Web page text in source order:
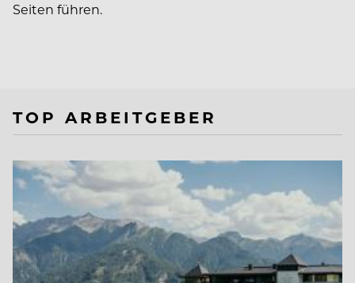
Seiten führen.
TOP ARBEITGEBER